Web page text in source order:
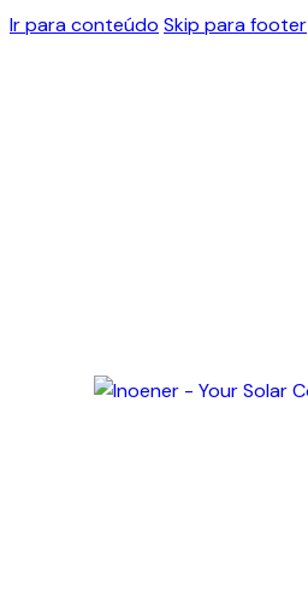
Ir para conteúdo Skip para footer